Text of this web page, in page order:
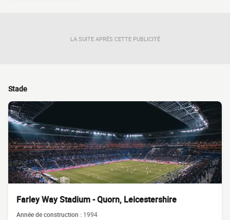
LA SUITE APRÈS CETTE PUBLICITÉ
Stade
Farley Way Stadium - Quorn, Leicestershire
Année de construction : 1994